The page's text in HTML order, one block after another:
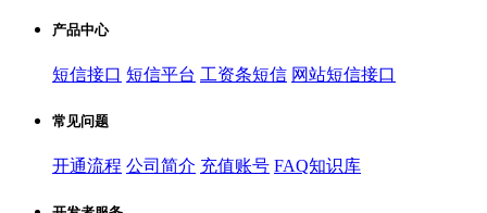
产品中心
短信接口 短信平台 工资条短信 网站短信接口
常见问题
开通流程 公司简介 充值账号 FAQ知识库